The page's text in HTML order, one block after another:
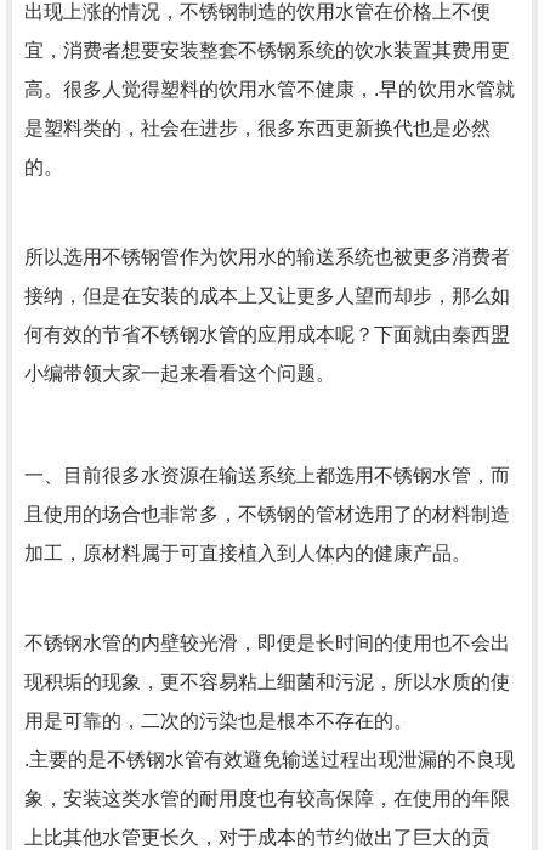
出现上涨的情况，不锈钢制造的饮用水管在价格上不便
宜，消费者想要安装整套不锈钢系统的饮水装置其费用更
高。很多人觉得塑料的饮用水管不健康，.早的饮用水管就
是塑料类的，社会在进步，很多东西更新换代也是必然
的。
所以选用不锈钢管作为饮用水的输送系统也被更多消费者
接纳，但是在安装的成本上又让更多人望而却步，那么如
何有效的节省不锈钢水管的应用成本呢？下面就由秦西盟
小编带领大家一起来看看这个问题。
一、目前很多水资源在输送系统上都选用不锈钢水管，而
且使用的场合也非常多，不锈钢的管材选用了的材料制造
加工，原材料属于可直接植入到人体内的健康产品。
不锈钢水管的内壁较光滑，即便是长时间的使用也不会出
现积垢的现象，更不容易粘上细菌和污泥，所以水质的使
用是可靠的，二次的污染也是根本不存在的。
.主要的是不锈钢水管有效避免输送过程出现泄漏的不良现
象，安装这类水管的耐用度也有较高保障，在使用的年限
上比其他水管更长久，对于成本的节约做出了巨大的贡